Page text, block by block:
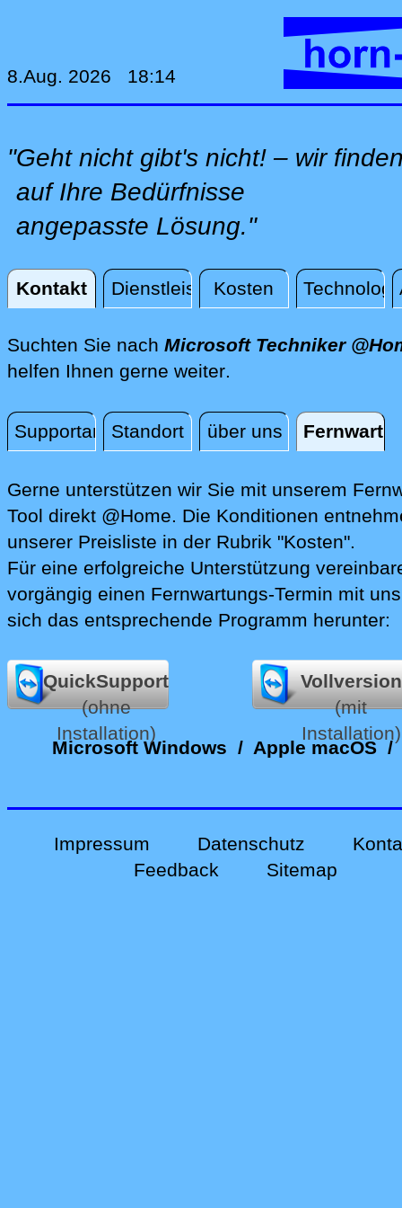
8.Aug. 2026 18:14
"Geht nicht gibt's nicht! – wir
auf Ihre Bedürfnisse
angepasste Lösung."
Kontakt Dienstleistungen
Kosten
Kontakt
Suchten Sie nach Microsoft Techniker
helfen Ihnen gerne weiterdirekt vor Ort
.
SupportanfrageStandort über uns
Fernwartung
Gerne unterstützen wir Sie mit unserem
Tool direkt @Home. Die Konditionen
unserer Preisliste in der Rubrik "Kosten".
Für eine erfolgreiche Unterstützung
vorgängig einen Fernwartungs-Termin mit
sich das entsprechende Programm herunter:
QuickSupport
(ohne
Installation)
Vollversion
(mit
Installation)
Microsoft Windows /Apple macOS /
Impressum Datenschutz
Feedback
Sitemap